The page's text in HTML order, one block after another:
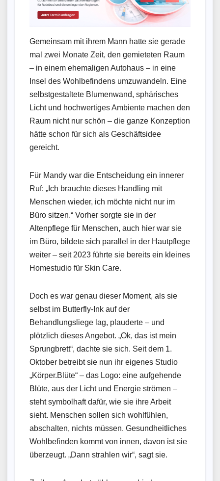
Gemeinsam mit ihrem Mann hatte sie gerade
mal zwei Monate Zeit, den gemieteten Raum
– in einem ehemaligen Autohaus – in eine
Insel des Wohlbefindens umzuwandeln. Eine
selbstgestaltete Blumenwand, sphärisches
Licht und hochwertiges Ambiente machen den
Raum nicht nur schön – die ganze Konzeption
hätte schon für sich als Geschäftsidee
gereicht.
Für Mandy war die Entscheidung ein innerer
Ruf: „Ich brauchte dieses Handling mit
Menschen wieder, ich möchte nicht nur im
Büro sitzen.“ Vorher sorgte sie in der
Altenpflege für Menschen, auch hier war sie
im Büro, bildete sich parallel in der Hautpflege
weiter – seit 2023 führte sie bereits ein kleines
Homestudio für Skin Care.
Doch es war genau dieser Moment, als sie
selbst im Butterfly-Ink auf der
Behandlungsliege lag, plauderte – und
plötzlich dieses Angebot. „Ok, das ist mein
Sprungbrett“, dachte sie sich. Seit dem 1.
Oktober betreibt sie nun ihr eigenes Studio
„Körper.Blüte“ – das Logo: eine aufgehende
Blüte, aus der Licht und Energie strömen –
steht symbolhaft dafür, wie sie ihre Arbeit
sieht. Menschen sollen sich wohlfühlen,
abschalten, nichts müssen. Gesundheitliches
Wohlbefinden kommt von innen, davon ist sie
überzeugt. „Dann strahlen wir“, sagt sie.